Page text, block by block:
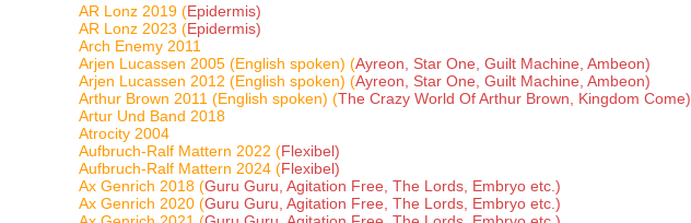
AR Lonz 2019 (Epidermis)
AR Lonz 2023 (Epidermis)
Arch Enemy 2011
Arjen Lucassen 2005 (English spoken) (Ayreon, Star One, Guilt Machine, Ambeon)
Arjen Lucassen 2012 (English spoken) (Ayreon, Star One, Guilt Machine, Ambeon)
Arthur Brown 2011 (English spoken) (The Crazy World Of Arthur Brown, Kingdom Come)
Artur Und Band 2018
Atrocity 2004
Aufbruch-Ralf Mattern 2022 (Flexibel)
Aufbruch-Ralf Mattern 2024 (Flexibel)
Ax Genrich 2018 (Guru Guru, Agitation Free, The Lords, Embryo etc.)
Ax Genrich 2020 (Guru Guru, Agitation Free, The Lords, Embryo etc.)